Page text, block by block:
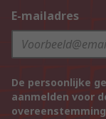
E-mailadres
De persoonlijke
aanmelden voor